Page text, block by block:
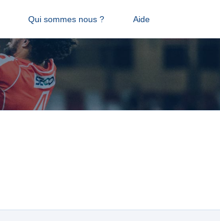
Qui sommes nous ? Aide